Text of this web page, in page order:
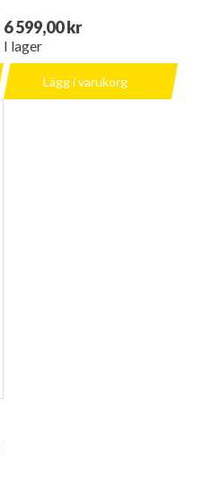
6 599,00 kr
I lager
Lägg i varukorg